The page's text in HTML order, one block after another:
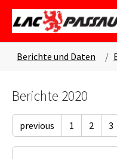
Skip to main content
Skip to page footer
Berichte und Daten
Berichte 2020
previous 1 2 3